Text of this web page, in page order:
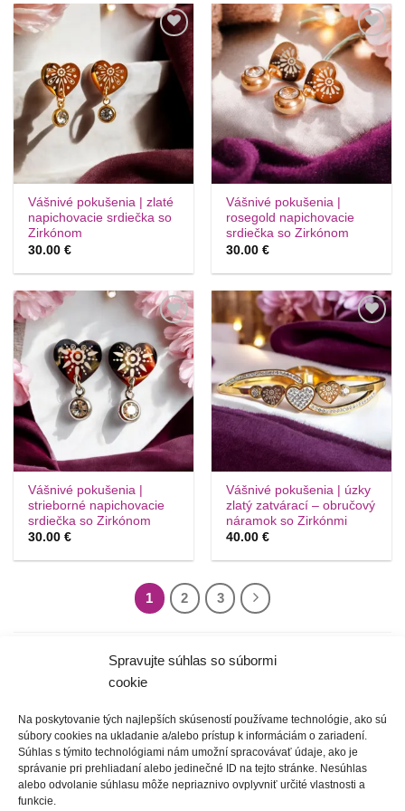
Spravujte súhlas so súbormi
cookie
Na poskytovanie tých najlepších skúseností používame technológie, ako sú
súbory cookies na ukladanie a/alebo prístup k informáciám o zariadení.
Súhlas s týmito technológiami nám umožní spracovávať údaje, ako je
správanie pri prehliadaní alebo jedinečné ID na tejto stránke. Nesúhlas
alebo odvolanie súhlasu môže nepriaznivo ovplyvniť určité vlastnosti a
funkcie.
Túto
krasotinku
si prosím
Vášnivé pokušenia | zlaté
napichovacie srdiečka so
Zirkónom
30.00€
Túto
krasotinku
si prosím
Vášnivé pokušenia |
rosegold napichovacie
srdiečka so Zirkónom
30.00€
Túto
krasotinku
si prosím
Vášnivé pokušenia |
strieborné napichovacie
srdiečka so Zirkónom
30.00€
Túto
krasotinku
Vášnivé pokušenia | úzky
zlatý zatvárací – obručový
náramok so Zirkónmi
40.00€
1 2 3
NÁJDENÉ ČLÁNKY
Unikátne náušnice so